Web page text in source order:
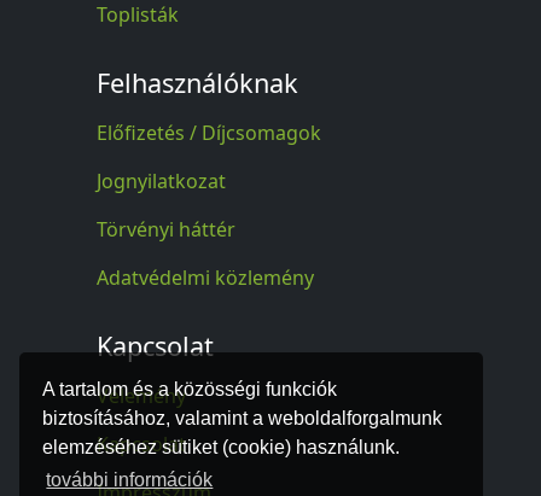
A tartalom és a közösségi funkciók
biztosításához, valamint a weboldalforgalmunk
elemzéséhez sütiket (cookie) használunk.
további információk
Toplisták
Felhasználóknak
Előfizetés / Díjcsomagok
Jognyilatkozat
Törvényi háttér
Adatvédelmi közlemény
Kapcsolat
Vélemény
Kapcsolat